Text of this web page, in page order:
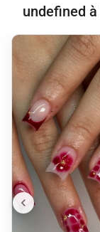
undefined